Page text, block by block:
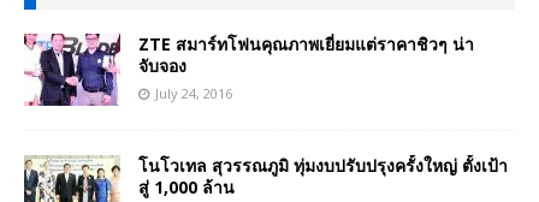
ZTE สมาร์ทโฟนคุณภาพเยี่ยมแต่ราคาชิวๆ น่า
จับจอง
July 24, 2016
โนโวเทล สุวรรณภูมิ ทุ่มงบปรับปรุงครั้งใหญ่ ตั้งเป้า
สู่ 1,000 ล้าน